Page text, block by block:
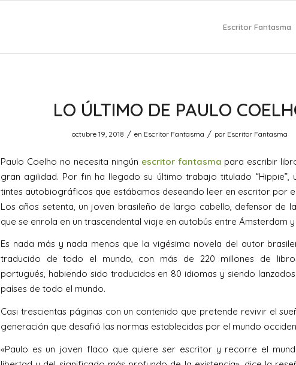
Escritor Fantasma
LO ÚLTIMO DE PAULO
octubre 19, 2018 / en Escritor Fantasma / por Escritor Fantasma
Paulo Coelho no necesita ningún escritor fantasma para escribir
gran agilidad. Por fin ha llegado su último trabajo titulado “Hippie”,
tintes autobiográficos que estábamos deseando leer en escritor por
Los años setenta, un joven brasileño de largo cabello, defensor de
que se enrola en un trascendental viaje en autobús entre Ámsterdam y
Es nada más y nada menos que la vigésima novela del autor
traducido de todo el mundo, con más de 220 millones de
portugués, habiendo sido traducidos en 80 idiomas y siendo
países de todo el mundo.
Casi trescientas páginas con un contenido que pretende revivir el
generación que desafió las normas establecidas por el mundo
«Paulo es un joven flaco que quiere ser escritor y recorre el